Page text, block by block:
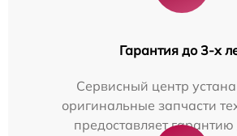
Гарантия до 3-х
Сервисный центр
оригинальные запчасти
предоставляет гарантию